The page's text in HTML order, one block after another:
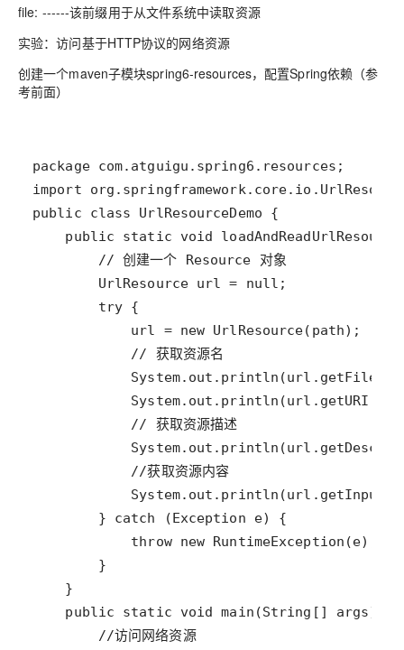
file: ------该前缀用于从文件系统中读取资源
实验：访问基于HTTP协议的网络资源
创建一个maven子模块spring6-resources，配置Spring依赖（参
考前面）
        //访问网络资源